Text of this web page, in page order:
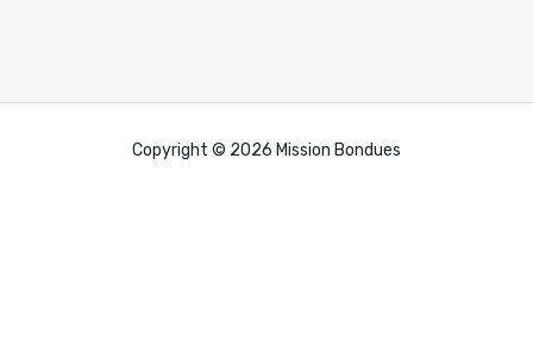
Copyright © 2026 Mission Bondues